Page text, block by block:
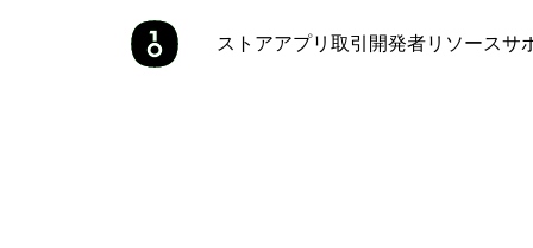
ストアアプリ 取引 開発者リソースサ